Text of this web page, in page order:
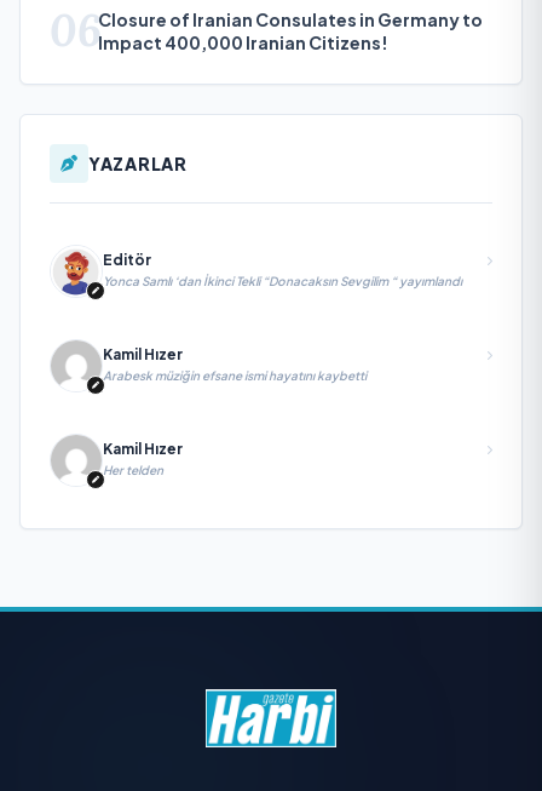
06Closure of Iranian Consulates in Germany to
Impact 400,000 Iranian Citizens!
YAZARLAR
Editör
Yonca Samlı ‘dan İkinci Tekli “Donacaksın Sevgilim “ yayımlandı
Kamil Hızer
Arabesk müziğin efsane ismi hayatını kaybetti
Kamil Hızer
Her telden